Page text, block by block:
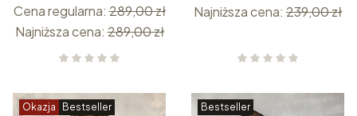
Cena regularna: 289,00 zł
Najniższa cena: 289,00 zł
Najniższa cena: 239,00 zł
Okazja Bestseller Bestseller